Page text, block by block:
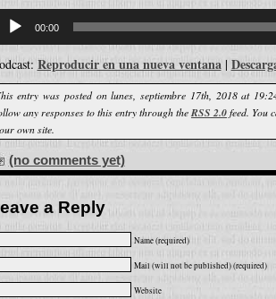
00:00
Reproducir en una nueva ventana|
entry was posted on lunes, septiembre 17th, 2018 at
any responses to this entry through theRSS 2.0feed. You
own site.
(no comments yet)
a Reply
Name (required)
Mail (will not be published) (required)
Website